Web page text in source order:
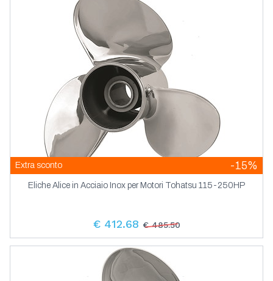
Extra sconto -15%
Eliche Alice in Acciaio Inox per Motori Tohatsu 115-250HP
€ 412.68 € 485.50